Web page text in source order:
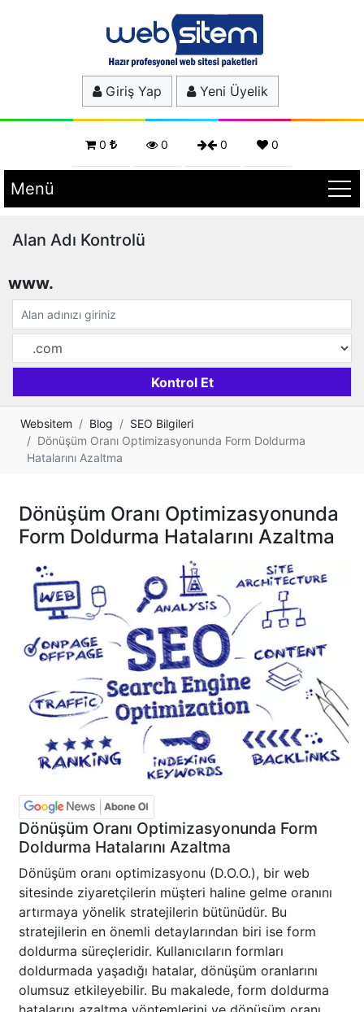
Giriş Yap Yeni Üyelik
0 0 0 0
Menü
Alan Adı Kontrolü
www.
Websitem Blog
SEO Bilgileri
Dönüşüm Oranı Optimizasyonunda Form Doldurma
Hatalarını Azaltma
Dönüşüm Oranı Optimizasyonunda
Form Doldurma Hatalarını Azaltma
Dönüşüm Oranı Optimizasyonunda Form
Doldurma Hatalarını Azaltma
Dönüşüm oranı optimizasyonu (D.O.O.), bir web
sitesinde ziyaretçilerin müşteri haline gelme oranını
artırmaya yönelik stratejilerin bütünüdür. Bu
stratejilerin en önemli detaylarından biri ise form
doldurma süreçleridir. Kullanıcıların formları
doldurmada yaşadığı hatalar, dönüşüm oranlarını
olumsuz etkileyebilir. Bu makalede, form doldurma